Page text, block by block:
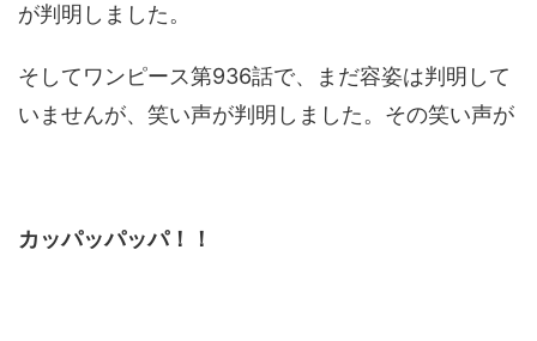
が判明しました。
そしてワンピース第936話で、まだ容姿は判明して
いませんが、笑い声が判明しました。その笑い声が
カッパッパッパ！！